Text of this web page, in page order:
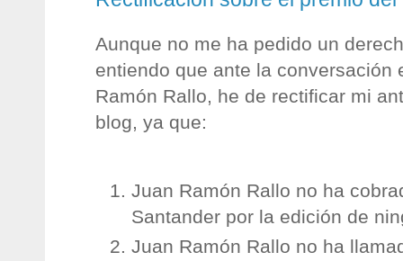
Aunque no me ha pedido un
entiendo que ante la conversación
Ramón Rallo, he de rectificar mi
blog, ya que:
Juan Ramón Rallo no ha
Santander por la edición de
Juan Ramón Rallo no ha